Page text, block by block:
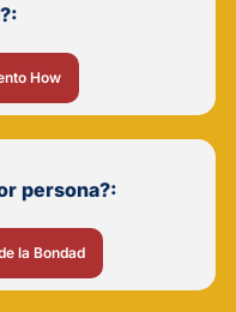
How
persona?:
la Bondad